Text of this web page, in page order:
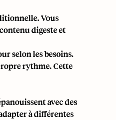
Vous
digeste et
selon les besoins.
rythme. Cette
avec des
à différentes